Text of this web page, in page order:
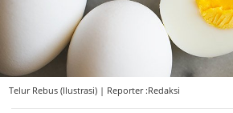
Telur Rebus (Ilustrasi) | Reporter :Redaksi